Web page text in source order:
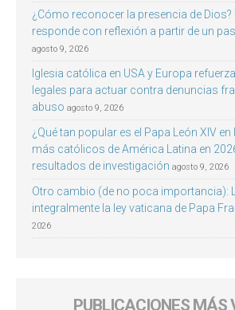
¿Cómo reconocer la presencia de Dios?
responde con reflexión a partir de un
agosto 9, 2026
Iglesia católica en USA y Europa
legales para actuar contra denuncias
abuso agosto 9, 2026
¿Qué tan popular es el Papa León XIV
más católicos de América Latina en
resultados de investigación agosto 9, 2026
Otro cambio (de no poca importancia):
integralmente la ley vaticana de Papa
2026
PUBLICACIONES MÁS